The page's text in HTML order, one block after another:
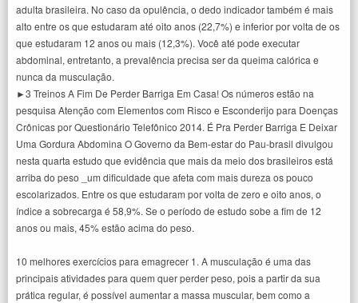
adulta brasileira. No caso da opulência, o dedo indicador também é mais
alto entre os que estudaram até oito anos (22,7%) e inferior por volta de os
que estudaram 12 anos ou mais (12,3%). Você até pode executar
abdominal, entretanto, a prevalência precisa ser da queima calórica e
nunca da musculação.
►3 Treinos A Fim De Perder Barriga Em Casa! Os números estão na
pesquisa Atenção com Elementos com Risco e Esconderijo para Doenças
Crônicas por Questionário Telefônico 2014. É Pra Perder Barriga E Deixar
Uma Gordura Abdomina O Governo da Bem-estar do Pau-brasil divulgou
nesta quarta estudo que evidência que mais da meio dos brasileiros está
arriba do peso _um dificuldade que afeta com mais dureza os pouco
escolarizados. Entre os que estudaram por volta de zero e oito anos, o
índice a sobrecarga é 58,9%. Se o período de estudo sobe a fim de 12
anos ou mais, 45% estão acima do peso.
10 melhores exercícios para emagrecer 1. A musculação é uma das
principais atividades para quem quer perder peso, pois a partir da sua
prática regular, é possível aumentar a massa muscular, bem como a